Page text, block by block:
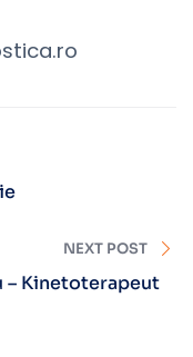
NEXT POST
– Kinetoterapeut